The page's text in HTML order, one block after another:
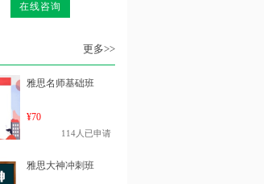
在线咨询
更多>>
雅思名师基础班
¥70
114人已申请
雅思大神冲刺班